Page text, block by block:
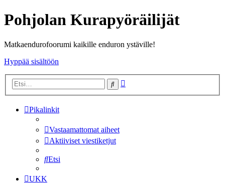
Pohjolan Kurapyöräilijät
Matkaendurofoorumi kaikille enduron ystäville!
Hyppää sisältöön
Etsi
Pikalinkit
Vastaamattomat aiheet
Aktiiviset viestiketjut
Etsi
UKK